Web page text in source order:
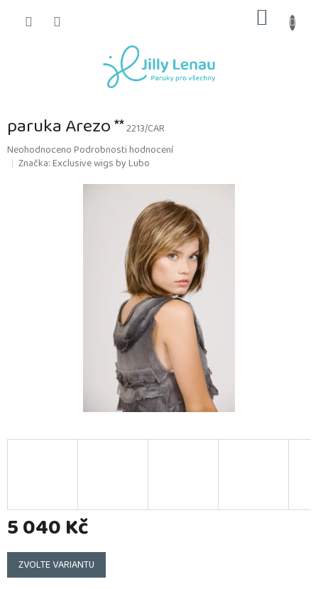
KOŠÍK
paruka Arezo **2213/CAR
Průměrné
hodnocení
NeohodnocenoPodrobnosti hodnocení
Značka:Exclusive wigs by Lubo
5 040 Kč
Měrná
cena:
ZVOLTE VARIANTU